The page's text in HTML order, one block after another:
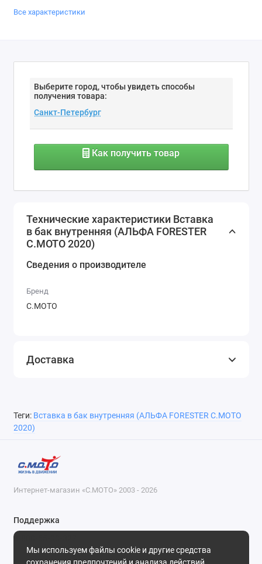
Все характеристики
Выберите город, чтобы увидеть способы
получения товара:
Как получить товар
Технические характеристики Вставка
в бак внутренняя (АЛЬФА FORESTER
С.МОТО 2020)
Сведения о производителе
Бренд
С.МОТО
Доставка
Теги: Вставка в бак внутренняя (АЛЬФА FORESTER С.МОТО
2020)
Мы используем файлы cookie и другие средства
Интернет-магазин «С.МОТО» 2003 - 2026
Поддержка
8-800-55-00-327
Будни, с 09-30 до 18-30